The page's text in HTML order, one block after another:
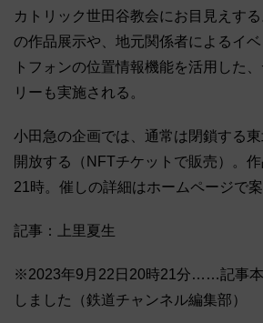
カトリック世田谷教会にお目見えす
の作品展示や、地元関係者によるイ
トフォンの位置情報機能を活用した
リーも実施される。
小田急の企画では、通常は閉鎖する
開放する（NFTチケットで販売）。
21時。催しの詳細はホームページで案
記事：上里夏生
※2023年9月22日20時21分……記事本
しました（鉄道チャンネル編集部）